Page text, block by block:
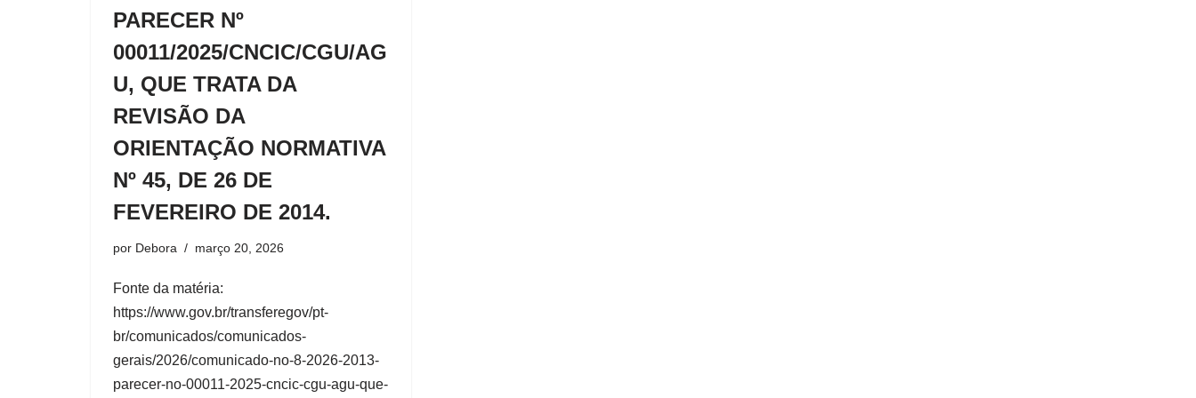
PARECER Nº
00011/2025/CNCIC/CGU/AG
U, QUE TRATA DA
REVISÃO DA
ORIENTAÇÃO NORMATIVA
Nº 45, DE 26 DE
FEVEREIRO DE 2014.
por Debora março 20, 2026
Fonte da matéria:
https://www.gov.br/transferegov/pt-
br/comunicados/comunicados-
gerais/2026/comunicado-no-8-2026-2013-
parecer-no-00011-2025-cncic-cgu-agu-que-